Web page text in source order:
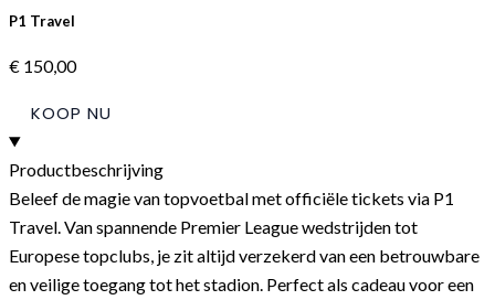
P1 Travel
€ 150,00
KOOP NU
Productbeschrijving
Beleef de magie van topvoetbal met officiële tickets via P1
Travel. Van spannende Premier League wedstrijden tot
Europese topclubs, je zit altijd verzekerd van een betrouwbare
en veilige toegang tot het stadion. Perfect als cadeau voor een